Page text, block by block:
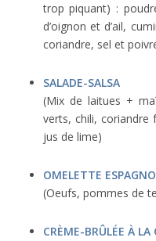
trop piquant) :
d’oignon et d’ail,
coriandre, sel et
SALADE-SALSA
(Mix de laitues +
verts, chili, coriandre
jus de lime)
OMELETTE
(Oeufs, pommes de
CRÈME-BRÛLÉE À LA